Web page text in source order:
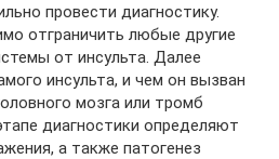
провести диагностику.
отграничить любые другие
от инсульта. Далее
инсульта, и чем он вызван
мозга или тромб
диагностики определяют
а также патогенез